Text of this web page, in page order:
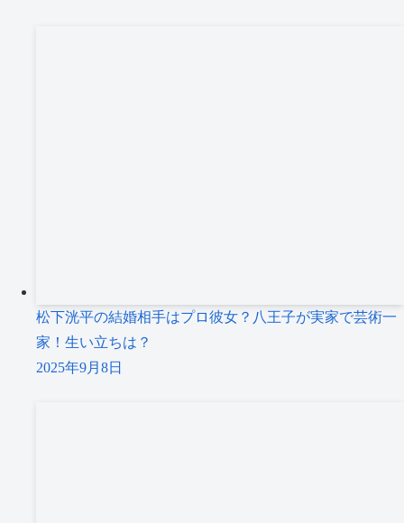
松下洸平の結婚相手はプロ彼女？八王子が実家で芸術一
家！生い立ちは？
2025年9月8日